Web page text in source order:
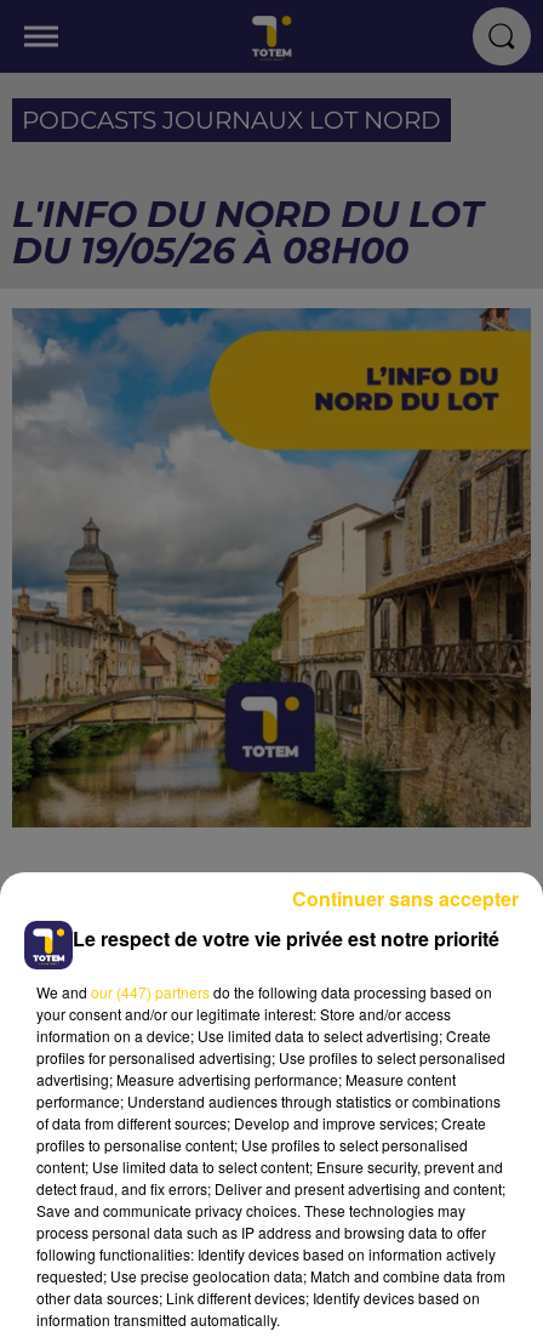
PODCASTS JOURNAUX LOT NORD
L'INFO DU NORD DU LOT
DU 19/05/26 À 08H00
19 mai 2026 - 4 min 6 sec
L'INFO DU NORD DU LOT DU 19/05/26 À
08H00
Ecoutez sur Totem l'information à Tulle, Brive,
dans le Nord du Lot et le pays sarladais avec les
reportages de nos journalistes sur le terrain.
Le respect de votre vie privée est notre priorité
We and our (447) partnersdo the following data processing based on
your consent and/or our legitimate interest: Store and/or access
information on a device; Use limited data to select advertising; Create
profiles for personalised advertising; Use profiles to select personalised
advertising; Measure advertising performance; Measure content
performance; Understand audiences through statistics or combinations
of data from different sources; Develop and improve services; Create
profiles to personalise content; Use profiles to select personalised
content; Use limited data to select content; Ensure security, prevent and
detect fraud, and fix errors; Deliver and present advertising and content;
Save and communicate privacy choices. These technologies may
process personal data such as IP address and browsing data to offer
following functionalities: Identify devices based on information actively
requested; Use precise geolocation data; Match and combine data from
other data sources; Link different devices; Identify devices based on
information transmitted automatically.
Continuer sans accepter